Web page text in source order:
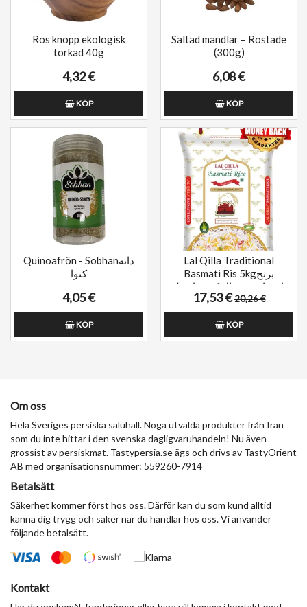
Ros knopp ekologisk
torkad 40g
4,32 €
KÖP
Saltad mandlar – Rostade
(300g)
6,08 €
KÖP
Quinoafrön - Sobhanدانه
کنوا
4,05 €
KÖP
Lal Qilla Traditional
Basmati Ris 5kgبرنج
باسماتی ۲ سال کهنه با عطر
و مزه ایرانی
17,53 €20,26 €
KÖP
Om oss
Hela Sveriges persiska saluhall. Noga utvalda produkter från Iran
som du inte hittar i den svenska dagligvaruhandeln! Nu även
grossist av persiskmat. Tastypersia.se ägs och drivs av TastyOrient
AB med organisationsnummer: 559260-7914
Betalsätt
Säkerhet kommer först hos oss. Därför kan du som kund alltid
känna dig trygg och säker när du handlar hos oss. Vi använder
följande betalsätt.
Kontakt